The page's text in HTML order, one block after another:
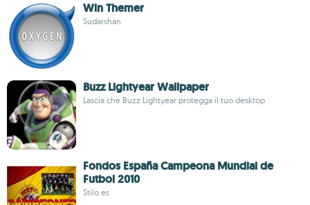
Win Themer
Sudarshan
Buzz Lightyear Wallpaper
Lascia che Buzz Lightyear protegga il tuo desktop
Fondos España Campeona Mundial de
Futbol 2010
Stilo.es